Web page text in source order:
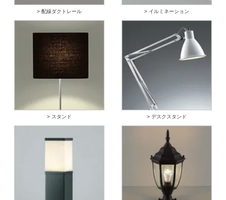
> 配線ダクトレール > イルミネーション
> スタンド > デスクスタンド